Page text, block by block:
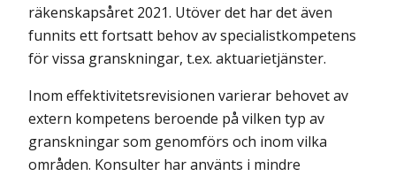
räkenskapsåret 2021. Utöver det har det även
funnits ett fortsatt behov av specialistkompetens
för vissa granskningar, t.ex. aktuarietjänster.
Inom effektivitetsrevisionen varierar behovet av
extern kompetens beroende på vilken typ av
granskningar som genomförs och inom vilka
områden. Konsulter har använts i mindre